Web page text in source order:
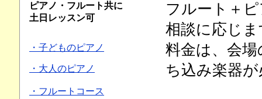
フルート＋
相談に応じま
料金は、会
ち込み楽器
ピアノ・フルート共に
土日レッスン可
・子どものピアノ
・大人のピアノ
・フルートコース